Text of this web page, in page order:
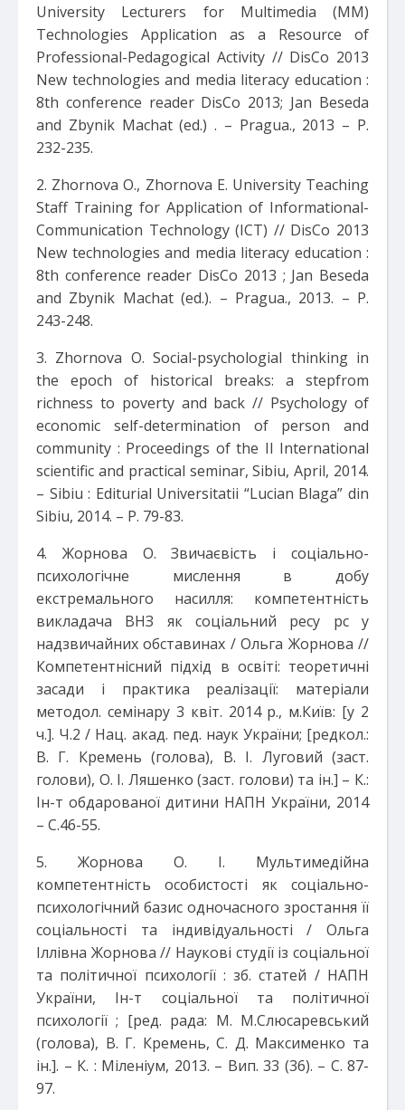
University Lecturers for Multimedia (MM)
Technologies Application as a Resource of
Professional-Pedagogical Activity // DisCo 2013
New technologies and media literacy education :
8th conference reader DisCo 2013; Jan Beseda
and Zbynik Machat (ed.) . – Pragua., 2013 – P.
232-235.
2. Zhornova O., Zhornova E. University Teaching
Staff Training for Application of Informational-
Communication Technology (ICT) // DisCo 2013
New technologies and media literacy education :
8th conference reader DisCo 2013 ; Jan Beseda
and Zbynik Machat (ed.). – Pragua., 2013. – P.
243-248.
3. Zhornova O. Social-psychologial thinking in
the epoch of historical breaks: a stepfrom
richness to poverty and back // Psychology of
economic self-determination of person and
community : Proceedings of the II International
scientific and practical seminar, Sibiu, April, 2014.
– Sibiu : Editurial Universitatii “Lucian Blaga” din
Sibiu, 2014. – P. 79-83.
4. Жорнова О. Звичаєвість і соціально-
психологічне мислення в добу
екстремального насилля: компетентність
викладача ВНЗ як соціальний ресу рс у
надзвичайних обставинах / Ольга Жорнова //
Компетентнісний підхід в освіті: теоретичні
засади і практика реалізації: матеріали
методол. семінару 3 квіт. 2014 р., м.Київ: [у 2
ч.]. Ч.2 / Нац. акад. пед. наук України; [редкол.:
В. Г. Кремень (голова), В. І. Луговий (заст.
голови), О. І. Ляшенко (заст. голови) та ін.] – К.:
Ін-т обдарованої дитини НАПН України, 2014
– С.46-55.
5. Жорнова О. І. Мультимедійна
компетентність особистості як соціально-
психологічний базис одночасного зростання її
соціальності та індивідуальності / Ольга
Іллівна Жорнова // Наукові студії із соціальної
та політичної психології : зб. статей / НАПН
України, Ін-т соціальної та політичної
психології ; [ред. рада: М. М.Слюсаревський
(голова), В. Г. Кремень, С. Д. Максименко та
ін.]. – К. : Міленіум, 2013. – Вип. 33 (36). – С. 87-
97.